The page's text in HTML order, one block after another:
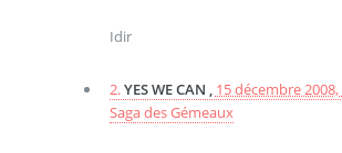
Idir
2.YES WE CAN , 15 décembre 2008,
Saga des Gémeaux